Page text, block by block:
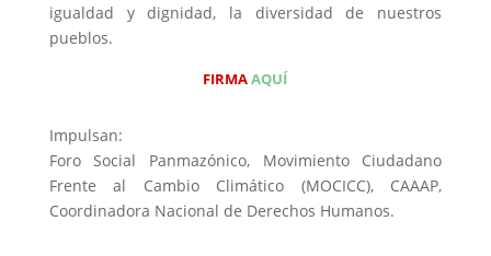
igualdad y dignidad, la diversidad de nuestros
pueblos.
FIRMAAQUÍ
Impulsan:
Foro Social Panmazónico, Movimiento Ciudadano
Frente al Cambio Climático (MOCICC), CAAAP,
Coordinadora Nacional de Derechos Humanos.